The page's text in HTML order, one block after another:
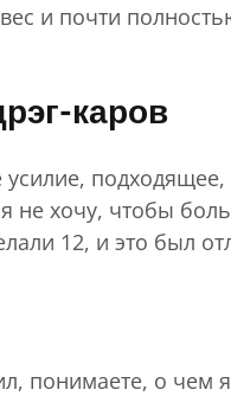
и почти
каров
хочу, чтобы
12, и это был
понимаете, о чем